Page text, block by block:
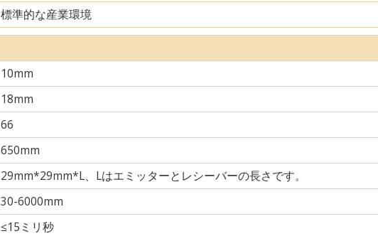
標準的な産業環境
10mm
18mm
66
650mm
29mm*29mm*L、Lはエミッターとレシーバーの長さです。
30-6000mm
≤15ミリ秒